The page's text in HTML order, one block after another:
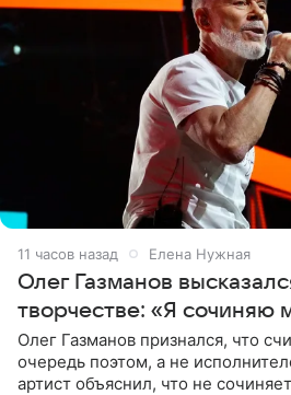
11 часов назад Елена Нужная
Олег Газманов
творчестве: «Я сочиняю
Олег Газманов признался, что
очередь поэтом, а не
артист объяснил, что не